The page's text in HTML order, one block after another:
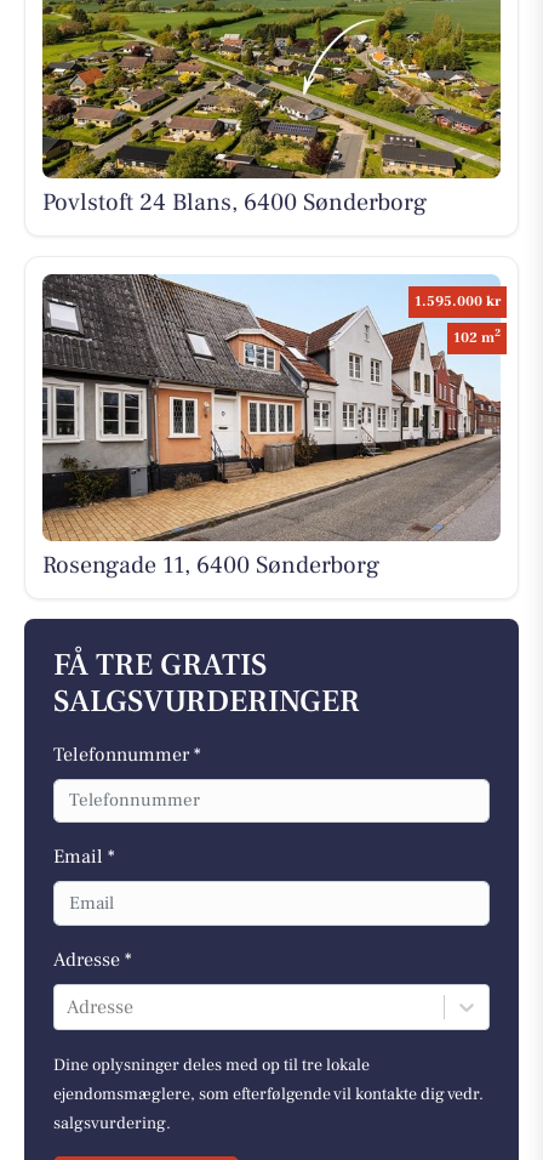
Povlstoft 24 Blans, 6400 Sønderborg
1.595.000 kr
102 m2
Rosengade 11, 6400 Sønderborg
FÅ TRE GRATIS
SALGSVURDERINGER
Telefonnummer *
Email *
Adresse *
Adresse
Dine oplysninger deles med op til tre lokale
ejendomsmæglere, som efterfølgende vil kontakte dig vedr.
salgsvurdering.